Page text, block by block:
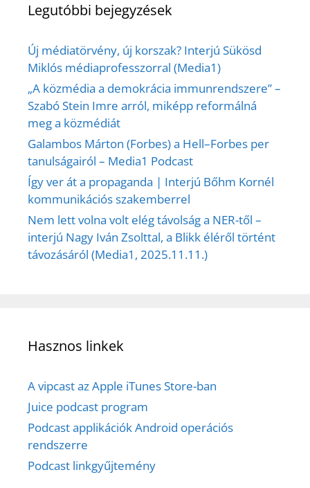
Legutóbbi bejegyzések
Új médiatörvény, új korszak? Interjú Sükösd
Miklós médiaprofesszorral (Media1)
„A közmédia a demokrácia immunrendszere” –
Szabó Stein Imre arról, miképp reformálná
meg a közmédiát
Galambos Márton (Forbes) a Hell–Forbes per
tanulságairól – Media1 Podcast
Így ver át a propaganda | Interjú Bőhm Kornél
kommunikációs szakemberrel
Nem lett volna volt elég távolság a NER-től –
interjú Nagy Iván Zsolttal, a Blikk éléről történt
távozásáról (Media1, 2025.11.11.)
Hasznos linkek
A vipcast az Apple iTunes Store-ban
Juice podcast program
Podcast applikációk Android operációs
rendszerre
Podcast linkgyűjtemény